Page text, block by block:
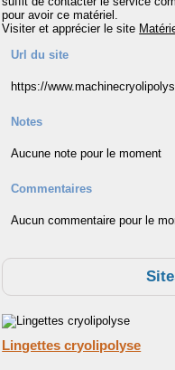
pour avoir ce matériel.
Visiter et apprécier le site
Url du site
https://
Notes
Aucune note pour le moment
Commentaires
Aucun commentaire pour le
Lingettes cryolipolyse